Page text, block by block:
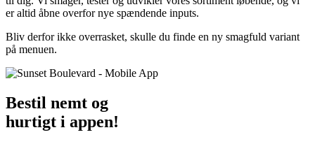
er altid åbne overfor nye spændende inputs.
Bliv derfor ikke overrasket, skulle du finde en ny smagfuld variant
på menuen.
Bestil nemt og
hurtigt i appen!